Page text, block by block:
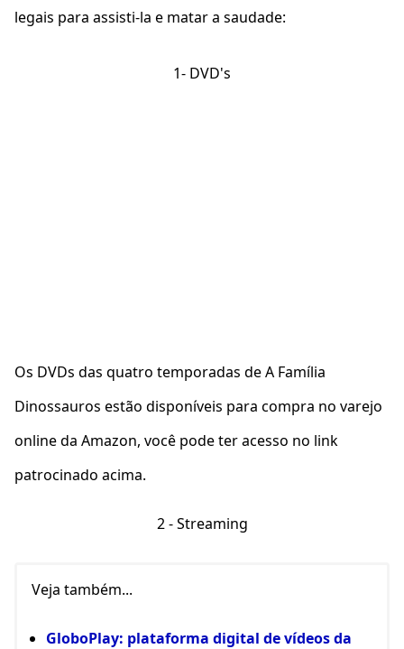
legais para assisti-la e matar a saudade:
1- DVD's
Os DVDs das quatro temporadas de A Família
Dinossauros estão disponíveis para compra no varejo
online da Amazon, você pode ter acesso no link
patrocinado acima.
2 - Streaming
Veja também...
GloboPlay: plataforma digital de vídeos da